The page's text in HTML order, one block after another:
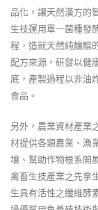
品化，讓天然漢方的
生技運用單一菌種發
程，造就天然純釀醋
配方來源，研發以健
底，產製過程以非油
食品。
另外，農業資材產業
材提供各類農業、漁
壤、幫助作物根系開
禽畜生技產業之先拿
生具有活性之纖維酵